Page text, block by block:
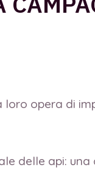
loro opera di
delle api: